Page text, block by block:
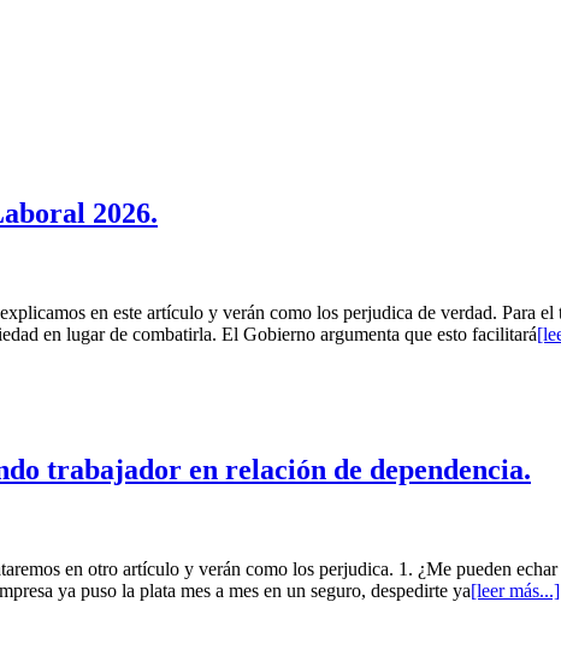
2026.
en este artículo y verán como los perjudica de verdad. Para
en lugar de combatirla. El Gobierno argumenta que esto facilitará
trabajador en relación de dependencia.
en otro artículo y verán como los perjudica. 1. ¿Me pueden
ya puso la plata mes a mes en un seguro, despedirte ya[leer más...]